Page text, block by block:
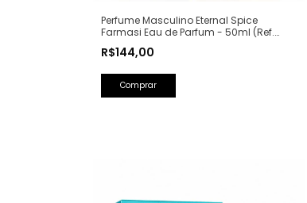
Perfume Masculino Eternal Spice
Farmasi Eau de Parfum - 50ml (Ref.
R$144,00